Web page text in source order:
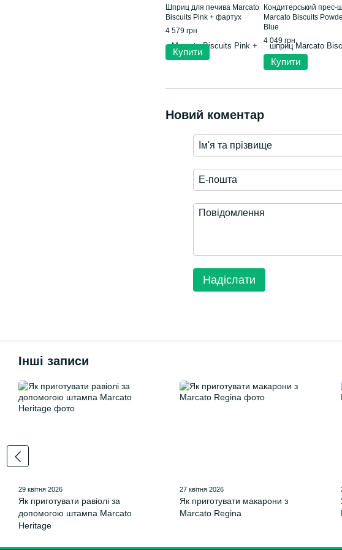
Шприц для печива Marcato
Biscuits Pink + фартух
4 579 грн
Купити
Кондитерський прес-
Marcato Biscuits
Blue
4 049 грн
Купити
Новий коментар
Надіслати
Інші записи
29 квітня 2026
Як приготувати равіолі за
допомогою штампа Marcato
Heritage
27 квітня 2026
Як приготувати макарони з
Marcato Regina